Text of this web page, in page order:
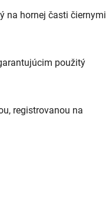
na hornej časti čiernymi
použitý
registrovanou na